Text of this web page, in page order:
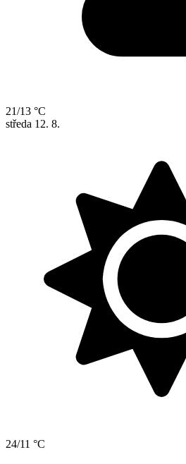
21/13 °C
středa 12. 8.
24/11 °C